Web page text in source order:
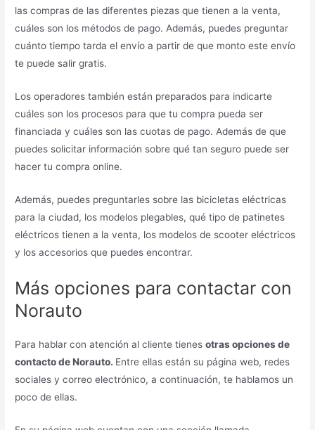
las compras de las diferentes piezas que tienen a la venta,
cuáles son los métodos de pago. Además, puedes preguntar
cuánto tiempo tarda el envío a partir de que monto este envío
te puede salir gratis.
Los operadores también están preparados para indicarte
cuáles son los procesos para que tu compra pueda ser
financiada y cuáles son las cuotas de pago. Además de que
puedes solicitar información sobre qué tan seguro puede ser
hacer tu compra online.
Además, puedes preguntarles sobre las bicicletas eléctricas
para la ciudad, los modelos plegables, qué tipo de patinetes
eléctricos tienen a la venta, los modelos de scooter eléctricos
y los accesorios que puedes encontrar.
Más opciones para contactar con
Norauto
Para hablar con atención al cliente tienesotras opciones de
contacto de Norauto. Entre ellas están su página web, redes
sociales y correo electrónico, a continuación, te hablamos un
poco de ellas.